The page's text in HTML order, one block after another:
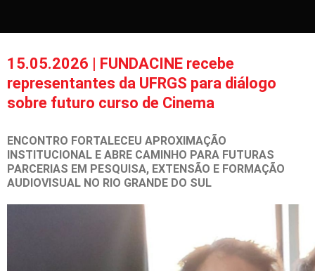
15.05.2026 | FUNDACINE recebe
representantes da UFRGS para diálogo
sobre futuro curso de Cinema
ENCONTRO FORTALECEU APROXIMAÇÃO
INSTITUCIONAL E ABRE CAMINHO PARA FUTURAS
PARCERIAS EM PESQUISA, EXTENSÃO E FORMAÇÃO
AUDIOVISUAL NO RIO GRANDE DO SUL